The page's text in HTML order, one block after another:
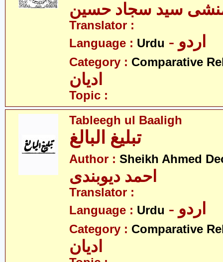
سید سجاد حسین
Translator :
Language : Urdu - اردو
Category : Comparative
ادیان
Topic :
Tableegh ul Baaligh
تبلیغ البالغ
Author : Sheikh Ahmed
احمد دیوبندی
Translator :
Language : Urdu - اردو
Category : Comparative
ادیان